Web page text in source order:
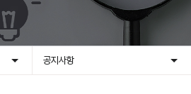
공지사항